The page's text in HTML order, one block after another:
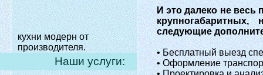
кухни модерн от
производителя.
Наши услуги:
И это далеко не весь
следующие
• Бесплатный выезд
• Оформление